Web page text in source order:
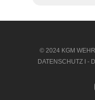
© 2024 KGM
DATENSCHUTZ I -